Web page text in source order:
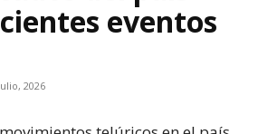
eventos
2026